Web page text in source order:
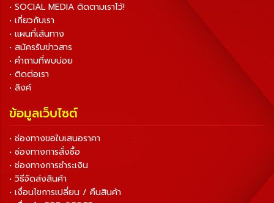
• SOCIAL MEDIA ติดตามเราไว้!
• เกี่ยวกับเรา
• แผนที่เส้นทาง
• สมัครรับข่าวสาร
• คำถามที่พบบ่อย
• ติดต่อเรา
• ลิงค์
ข้อมูลเว็บไซต์
• ช่องทางขอใบเสนอราคา
• ช่องทางการสั่งซื้อ
• ช่องทางการชำระเงิน
• วิธีจัดส่งสินค้า
• เงื่อนไขการเปลี่ยน / คืนสินค้า